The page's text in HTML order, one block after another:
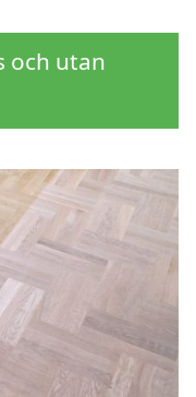
och utan